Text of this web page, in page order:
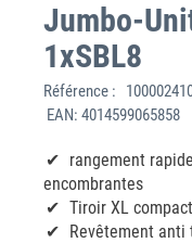
Jumbo-
1xSBL8
Référence :
EAN: 4014599065858
rangement
encombrantes
Tiroir XL compact
Revêtement